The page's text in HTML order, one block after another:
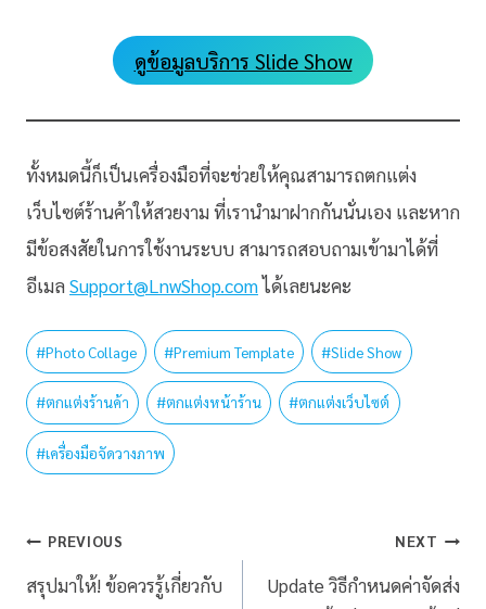
ดูข้อมูลบริการ Slide Show
ทั้งหมดนี้ก็เป็นเครื่องมือที่จะช่วยให้คุณสามารถตกแต่ง
เว็บไซต์ร้านค้าให้สวยงาม ที่เรานำมาฝากกันนั่นเอง และหาก
มีข้อสงสัยในการใช้งานระบบ สามารถสอบถามเข้ามาได้ที่
อีเมล Support@LnwShop.comได้เลยนะคะ
#Photo Collage #Premium Template #Slide Show
#ตกแต่งร้านค้า #ตกแต่งหน้าร้าน #ตกแต่งเว็บไซต์
#เครื่องมือจัดวางภาพ
PREVIOUS
สรุปมาให้! ข้อควรรู้เกี่ยวกับ
NEXT
Update วิธีกำหนดค่าจัดส่ง